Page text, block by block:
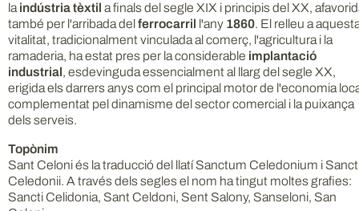
la indústria tèxtil a finals del segle XIX i principis del XX,
també per l'arribada delferrocarril l'any 1860. El relleu a
vitalitat, tradicionalment vinculada al comerç, l'agricultura i la
ramaderia, ha estat pres per la considerable implantació
industrial, esdevinguda essencialment al llarg del segle XX,
erigida els darrers anys com el principal motor de l'economia
complementat pel dinamisme del sector comercial i la puixança
dels serveis.
Topònim
Sant Celoni és la traducció del llatí Sanctum Celedonium i
Celedonii. A través dels segles el nom ha tingut moltes grafies:
Sancti Celidonia, Sant Celdoni, Sent Salony, Sanseloni, San